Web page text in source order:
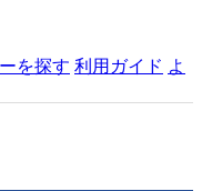
を探す 利用ガイド よ